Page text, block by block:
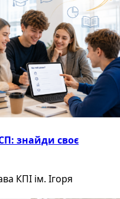
знайди своє
КПІ ім. Ігоря